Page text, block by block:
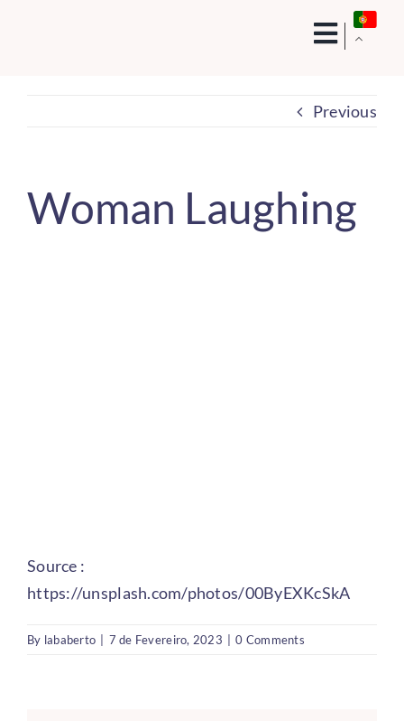
Previous
Woman Laughing
Source :
https://unsplash.com/photos/00ByEXKcSkA
By lababerto 7 de Fevereiro, 2023 0 Comments